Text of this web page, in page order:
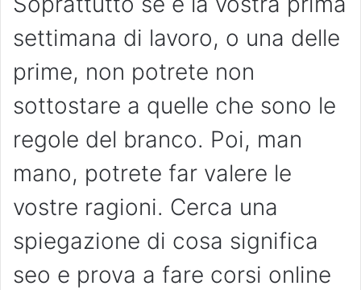
settimana di lavoro, o una delle
prime, non potrete non
sottostare a quelle che sono le
regole del branco. Poi, man
mano, potrete far valere le
vostre ragioni. Cerca una
spiegazione di cosa significa
seo e prova a fare corsi online